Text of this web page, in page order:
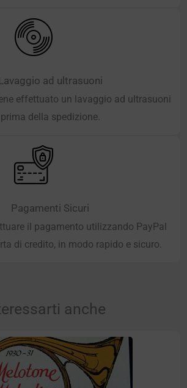
Lavaggio ad ultrasuoni
effettuato un lavaggio ad ultrasuoni
prima della spedizione.
Pagamenti Sicuri
il pagamento utilizzando PayPal
di credito, in modo rapido e sicuro.
anche